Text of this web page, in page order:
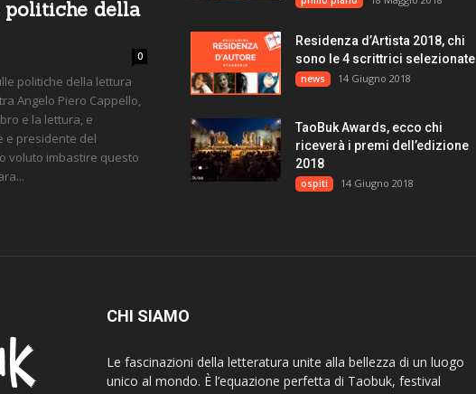
della
0
politiche della lettura
Angelo Piero Cappello,
e la lettura, e
e presidente del
voluto imbastire questo
Residenza d’Artista 2018, chi
sono le 4 scrittrici selezionate
news 14 Giugno 2018
TaoBuk Awards, ecco chi
riceverà i premi dell’edizione
2018
ospiti 14 Giugno 2018
CHI SIAMO
Le fascinazioni della letteratura unite alla bellezza di un luogo
unico al mondo. È l’equazione perfetta di Taobuk, festival